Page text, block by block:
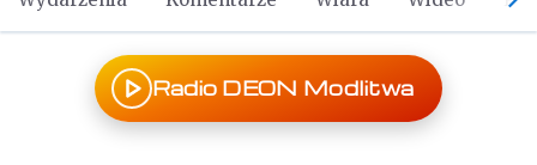
Radio DEON Modlitwa